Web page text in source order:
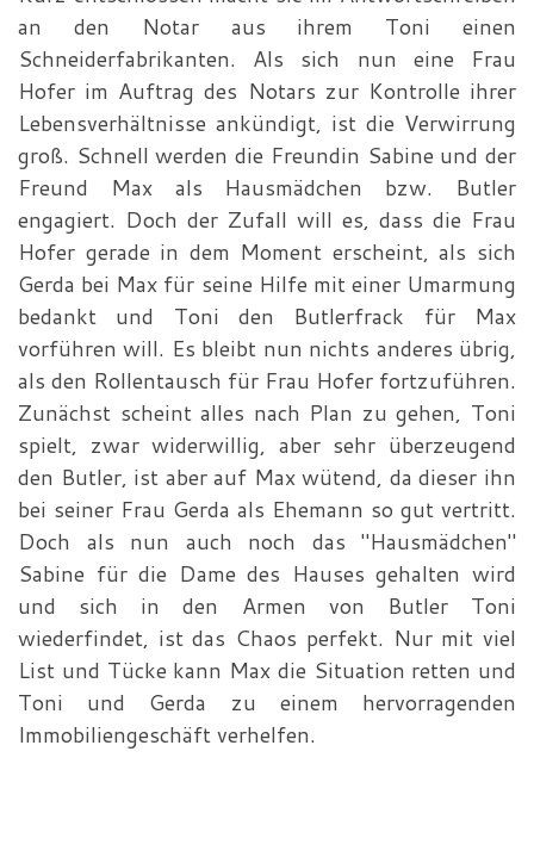
an den Notar aus ihrem Toni einen
Schneiderfabrikanten. Als sich nun eine Frau
Hofer im Auftrag des Notars zur Kontrolle ihrer
Lebensverhältnisse ankündigt, ist die Verwirrung
groß. Schnell werden die Freundin Sabine und der
Freund Max als Hausmädchen bzw. Butler
engagiert. Doch der Zufall will es, dass die Frau
Hofer gerade in dem Moment erscheint, als sich
Gerda bei Max für seine Hilfe mit einer Umarmung
bedankt und Toni den Butlerfrack für Max
vorführen will. Es bleibt nun nichts anderes übrig,
als den Rollentausch für Frau Hofer fortzuführen.
Zunächst scheint alles nach Plan zu gehen, Toni
spielt, zwar widerwillig, aber sehr überzeugend
den Butler, ist aber auf Max wütend, da dieser ihn
bei seiner Frau Gerda als Ehemann so gut vertritt.
Doch als nun auch noch das "Hausmädchen"
Sabine für die Dame des Hauses gehalten wird
und sich in den Armen von Butler Toni
wiederfindet, ist das Chaos perfekt. Nur mit viel
List und Tücke kann Max die Situation retten und
Toni und Gerda zu einem hervorragenden
Immobiliengeschäft verhelfen.